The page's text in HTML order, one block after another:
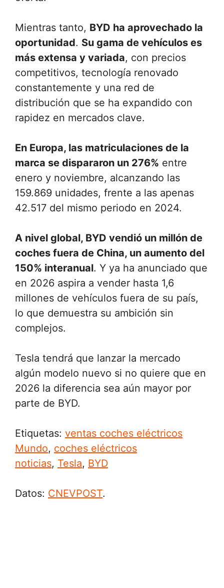
Mientras tanto, BYD ha aprovechado la
oportunidad. Su gama de vehículos es
más extensa y variada, con precios
competitivos, tecnología renovado
constantemente y una red de
distribución que se ha expandido con
rapidez en mercados clave.
En Europa, las matriculaciones de la
marca se dispararon un 276% entre
enero y noviembre, alcanzando las
159.869 unidades, frente a las apenas
42.517 del mismo periodo en 2024.
A nivel global, BYD vendió un millón de
coches fuera de China, un aumento del
150% interanual. Y ya ha anunciado que
en 2026 aspira a vender hasta 1,6
millones de vehículos fuera de su país,
lo que demuestra su ambición sin
complejos.
Tesla tendrá que lanzar la mercado
algún modelo nuevo si no quiere que en
2026 la diferencia sea aún mayor por
parte de BYD.
Etiquetas: ventas coches eléctricos
Mundo, coches eléctricos
noticias, Tesla, BYD
Datos: CNEVPOST.